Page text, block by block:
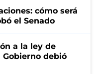
cómo será
el Senado
a la ley de
debió